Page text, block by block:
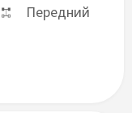
Передний